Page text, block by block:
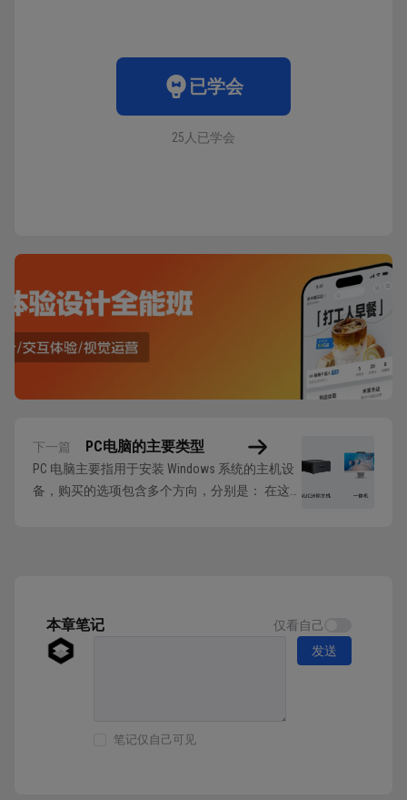
已学会
25人已学会
下一篇 PC电脑的主要类型
PC 电脑主要指用于安装 Windows 系统的主机设
备，购买的选项包含多个方向，分别是： 在这
本章笔记 仅看自己
笔记仅自己可见
发送